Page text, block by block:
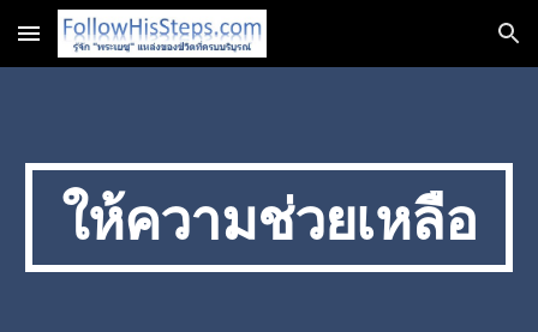
Skip to main content Skip to navigation
ให้ความช่วยเหลือ